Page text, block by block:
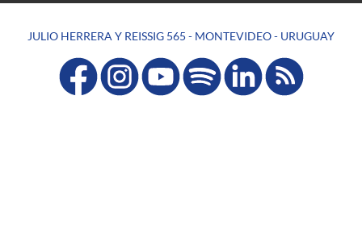
JULIO HERRERA Y REISSIG 565 - MONTEVIDEO - URUGUAY